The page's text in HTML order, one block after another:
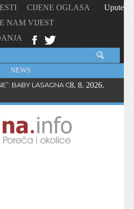
CIJENE OGLASA
NAM VIJEST
Upute
NEWS
BABY LASAGNA OBJAVIO NOVI
8. 8. 2026.